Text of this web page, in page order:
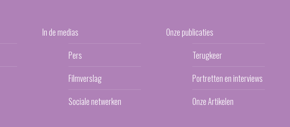
In de medias
Pers
Filmverslag
Sociale netwerken
Onze publicaties
Terugkeer
Portretten en interviews
Onze Artikelen